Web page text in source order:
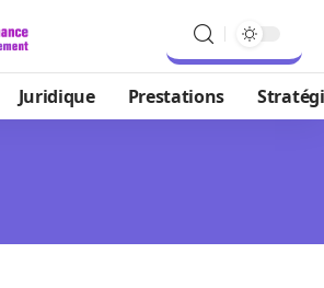
Juridique Prestations